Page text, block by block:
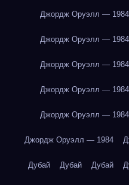
Джордж Оруэлл — 1984
Джордж Оруэлл — 1984
Джордж Оруэлл — 1984
Джордж Оруэлл — 1984
Джордж Оруэлл — 1984
Джордж Оруэлл — 1984
Дубай Дубай Дубай